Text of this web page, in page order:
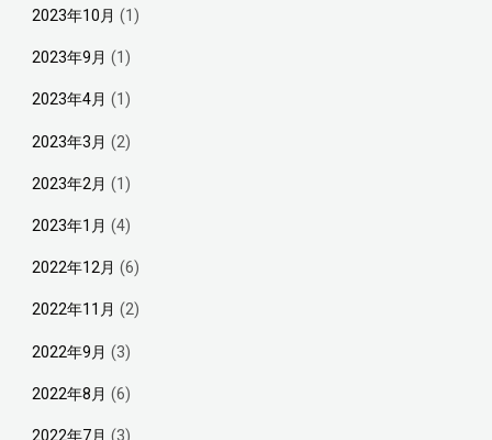
2023年10月 (1)
2023年9月 (1)
2023年4月 (1)
2023年3月 (2)
2023年2月 (1)
2023年1月 (4)
2022年12月 (6)
2022年11月 (2)
2022年9月 (3)
2022年8月 (6)
2022年7月 (3)